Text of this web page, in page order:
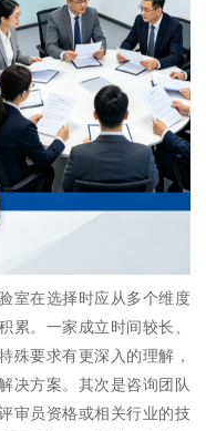
室在选择时应从多个维度
累。一家成立时间较长、
殊要求有更深入的理解，
决方案。其次是咨询团队
审员资格或相关行业的技